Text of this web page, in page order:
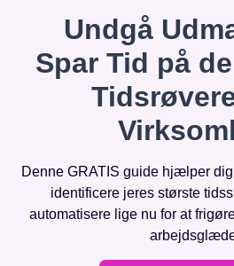
Undgå
Spar Tid på
Denne GRATIS guide hjælper
identificere jeres største
automatisere lige nu for at